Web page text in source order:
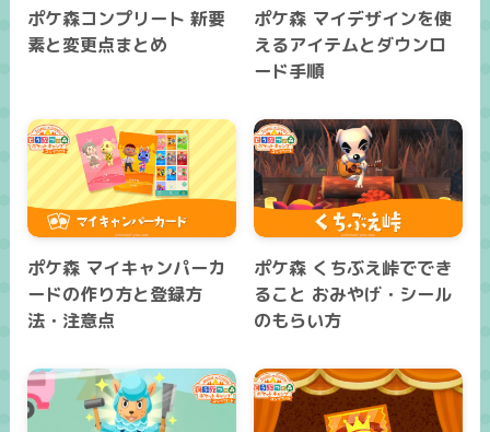
ポケ森コンプリート 新要
素と変更点まとめ
ポケ森 マイデザインを使
えるアイテムとダウンロ
ード手順
ポケ森 マイキャンパーカ
ードの作り方と登録方
法・注意点
ポケ森 くちぶえ峠ででき
ること おみやげ・シール
のもらい方